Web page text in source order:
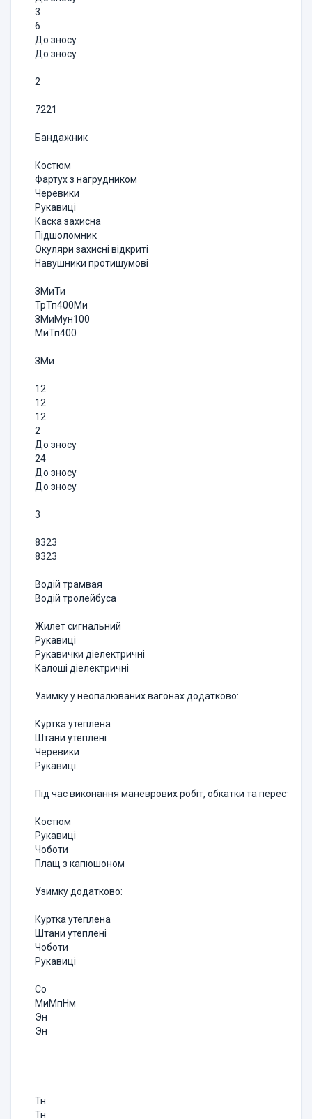
3
6
До зносу
До зносу
2
7221
Бандажник
Костюм
Фартух з нагрудником
Черевики
Рукавиці
Каска захисна
Підшоломник
Окуляри захисні відкриті
Навушники протишумові
ЗМиТи
ТрТп400Ми
ЗМиМун100
МиТп400
ЗМи
12
12
12
2
До зносу
24
До зносу
До зносу
3
8323
8323
Водій трамвая
Водій тролейбуса
Жилет сигнальний
Рукавиці
Рукавички діелектричні
Калоші діелектричні
Узимку у неопалюваних вагонах додатково:
Куртка утеплена
Штани утеплені
Черевики
Рукавиці
Під час виконання маневрових робіт, обкатки та
Костюм
Рукавиці
Чоботи
Плащ з капюшоном
Узимку додатково:
Куртка утеплена
Штани утеплені
Чоботи
Рукавиці
Со
МиМпНм
Эн
Эн
Тн
Тн